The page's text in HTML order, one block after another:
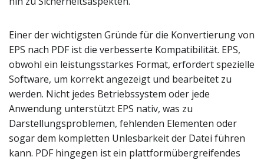
Einer der wichtigsten Gründe für die Konvertierung von
EPS nach PDF ist die verbesserte Kompatibilität. EPS,
obwohl ein leistungsstarkes Format, erfordert spezielle
Software, um korrekt angezeigt und bearbeitet zu
werden. Nicht jedes Betriebssystem oder jede
Anwendung unterstützt EPS nativ, was zu
Darstellungsproblemen, fehlenden Elementen oder
sogar dem kompletten Unlesbarkeit der Datei führen
kann. PDF hingegen ist ein plattformübergreifendes